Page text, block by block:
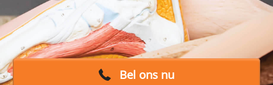
Bel ons nu